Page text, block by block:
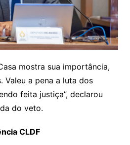
mostra sua importância,
Valeu a pena a luta dos
feita justiça”, declarou
do veto.
CLDF